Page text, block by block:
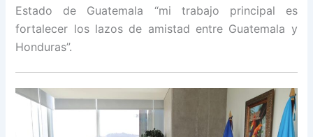
Estado de Guatemala “mi trabajo principal es
fortalecer los lazos de amistad entre Guatemala y
Honduras”.